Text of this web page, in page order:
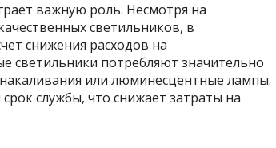
важную роль. Несмотря на
светильников, в
снижения расходов на
светильники потребляют значительно
или люминесцентные лампы.
службы, что снижает затраты на